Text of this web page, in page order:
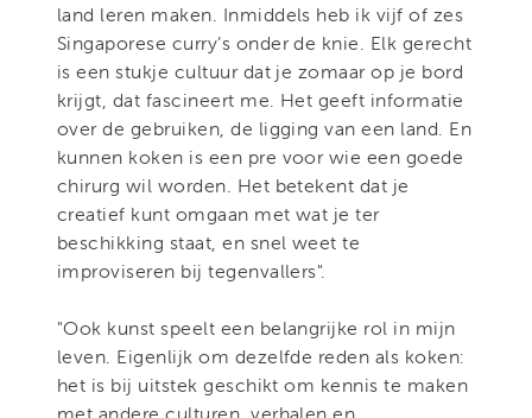
land leren maken. Inmiddels heb ik vijf of zes
Singaporese curry’s onder de knie. Elk gerecht
is een stukje cultuur dat je zomaar op je bord
krijgt, dat fascineert me. Het geeft informatie
over de gebruiken, de ligging van een land. En
kunnen koken is een pre voor wie een goede
chirurg wil worden. Het betekent dat je
creatief kunt omgaan met wat je ter
beschikking staat, en snel weet te
improviseren bij tegenvallers".
"Ook kunst speelt een belangrijke rol in mijn
leven. Eigenlijk om dezelfde reden als koken:
het is bij uitstek geschikt om kennis te maken
met andere culturen, verhalen en